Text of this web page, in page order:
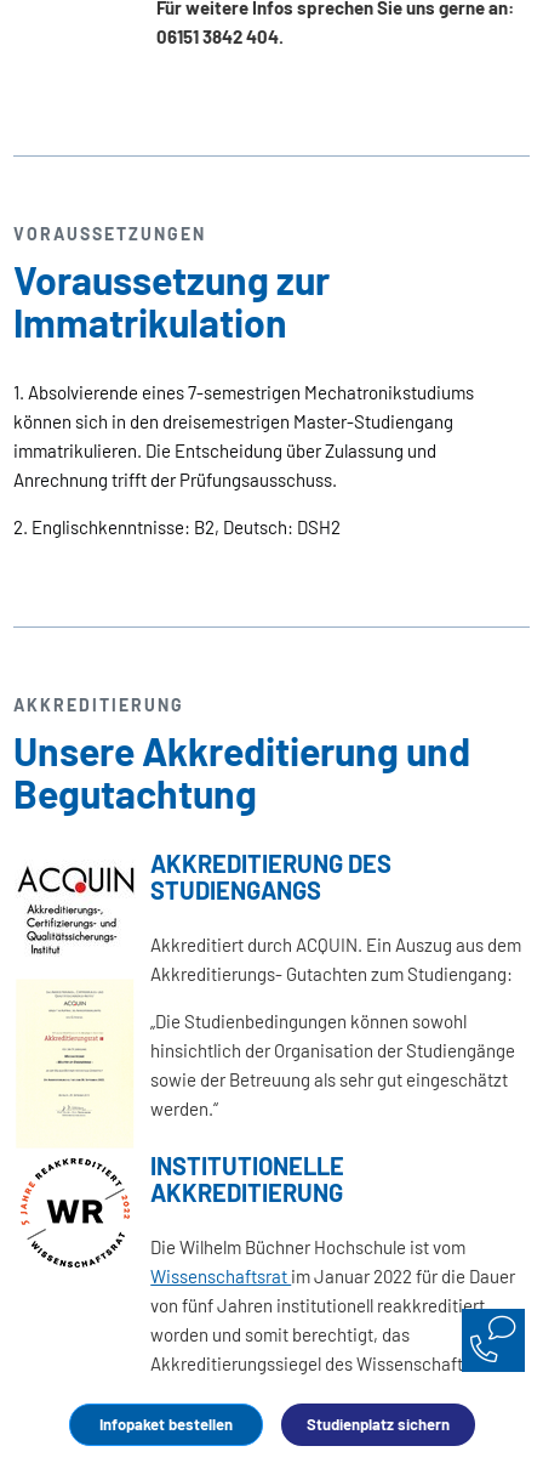
Infopaket bestellen Studienplatz sichern
Für weitere Infos sprechen Sie uns gerne an:
06151 3842 404.
VORAUSSETZUNGEN
Voraussetzung zur
Immatrikulation
1. Absolvierende eines 7-semestrigen Mechatronikstudiums
können sich in den dreisemestrigen Master-Studiengang
immatrikulieren. Die Entscheidung über Zulassung und
Anrechnung trifft der Prüfungsausschuss.
2. Englischkenntnisse: B2, Deutsch: DSH2
AKKREDITIERUNG
Unsere Akkreditierung und
Begutachtung
AKKREDITIERUNG DES
STUDIENGANGS
Akkreditiert durch ACQUIN. Ein Auszug aus dem
Akkreditierungs- Gutachten zum Studiengang:
„Die Studienbedingungen können sowohl
hinsichtlich der Organisation der Studiengänge
sowie der Betreuung als sehr gut eingeschätzt
werden.“
INSTITUTIONELLE
AKKREDITIERUNG
Die Wilhelm Büchner Hochschule ist vom
Wissenschaftsrat im Januar 2022 für die Dauer
von fünf Jahren institutionell reakkreditiert
worden und somit berechtigt, das
Akkreditierungssiegel des Wissenschaftsrates
wichtiges wissenschaftspolitisches
Beratungsgremium der Bundesrepublik